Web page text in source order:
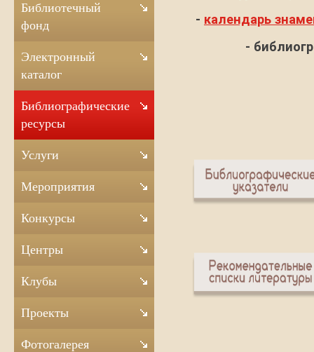
- календарь
-
Библиотечный
фонд
Электронный
каталог
Библиографические
ресурсы
Услуги
Мероприятия
Конкурсы
Центры
Клубы
Проекты
Фотогалерея